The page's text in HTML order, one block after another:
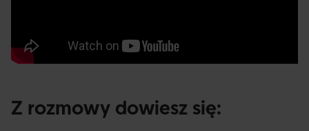
Z rozmowy dowiesz się: